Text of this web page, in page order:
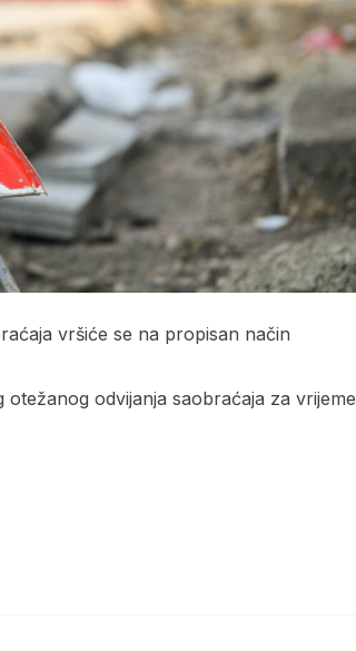
vršiće se na propisan način
odvijanja saobraćaja za vrijeme